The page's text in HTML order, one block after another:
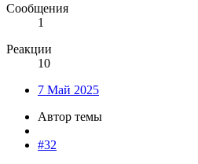
Сообщения
1
Реакции
10
7 Май 2025
Автор темы
#32